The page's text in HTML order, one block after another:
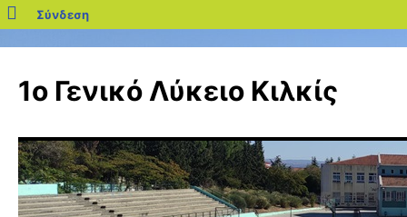
blogs.sch.gr
Σύνδεση
περιεχόμενο
1ο Γενικό Λύκειο Κιλκίς